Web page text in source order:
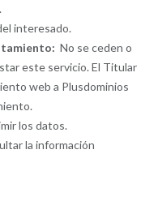
interesado.
No se ceden o
este servicio. El Titular
web a Plusdominios
los datos.
la información